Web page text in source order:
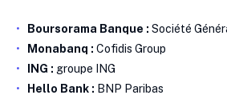
Boursorama Banque : Société
Monabanq : Cofidis Group
ING : groupe ING
Hello Bank : BNP Paribas